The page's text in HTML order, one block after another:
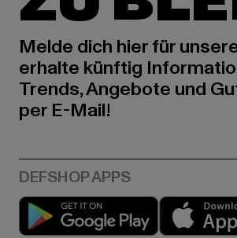
Melde dich hier für
erhalte künftig
Trends, Angebote und
per E-Mail!
Play market